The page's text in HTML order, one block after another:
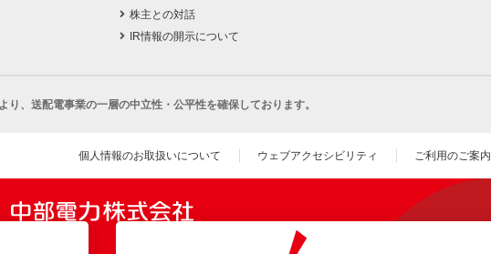
株主との対話
IR情報の開示について
り、 送配電事業の一層の中立性・公平性を確保しております。
個人情報のお取扱いについて ウェブアクセシビリティ ご利用のご案内